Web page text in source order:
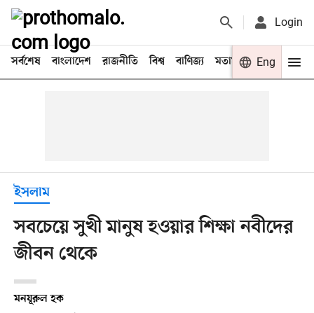
Login
সর্বশেষ বাংলাদেশ রাজনীতি বিশ্ব বাণিজ্য মতামত খেলা
Eng
ইসলাম
সবচেয়ে সুখী মানুষ হওয়ার শিক্ষা নবীদের
জীবন থেকে
মনযূরুল হক